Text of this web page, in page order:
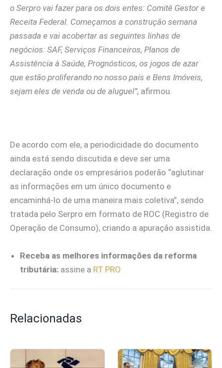
o Serpro vai fazer para os dois entes: Comitê Gestor e
Receita Federal. Começamos a construção semana
passada e vai acobertar as seguintes linhas de
negócios: SAF, Serviços Financeiros, Planos de
Assistência à Saúde, Prognósticos, os jogos de azar
que estão proliferando no nosso país e Bens Imóveis,
sejam eles de venda ou de aluguel”, afirmou.
De acordo com ele, a periodicidade do documento
ainda está sendo discutida e deve ser uma
declaração onde os empresários poderão “aglutinar
as informações em um único documento e
encaminhá-lo de uma maneira mais coletiva”, sendo
tratada pelo Serpro em formato de ROC (Registro de
Operação de Consumo), criando a apuração assistida.
Receba as melhores informações da reforma
tributária: assine a RT PRO
Relacionadas